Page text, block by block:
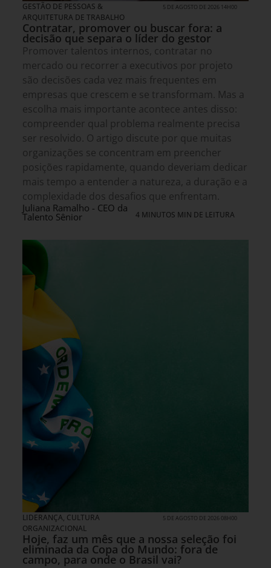
GESTÃO DE PESSOAS &
ARQUITETURA DE TRABALHO
5 DE AGOSTO DE 2026 14H00
Contratar, promover ou buscar fora: a
decisão que separa o líder do gestor
Promover talentos internos, contratar no
mercado ou recorrer a executivos por projeto
são decisões cada vez mais frequentes em
empresas que crescem e se transformam. Mas a
escolha mais importante acontece antes disso:
compreender qual problema realmente precisa
ser resolvido. O artigo discute por que muitas
organizações se concentram em preencher
posições rapidamente, quando deveriam dedicar
mais tempo a entender a natureza, a duração e a
complexidade dos desafios que enfrentam.
Juliana Ramalho - CEO da
Talento Sênior 4 MINUTOS MIN DE LEITURA
LIDERANÇA, CULTURA
ORGANIZACIONAL
5 DE AGOSTO DE 2026 08H00
Hoje, faz um mês que a nossa seleção foi
eliminada da Copa do Mundo: fora de
campo, para onde o Brasil vai?